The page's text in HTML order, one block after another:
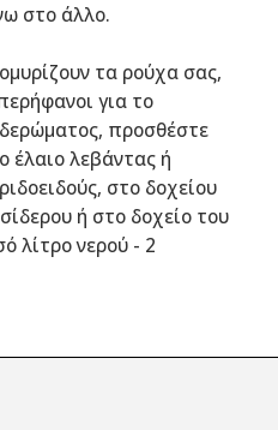
στο άλλο.
τα ρούχα σας,
για το
προσθέστε
έλαιο λεβάντας ή
στο δοχείου
ή στο δοχείο του
λίτρο νερού - 2